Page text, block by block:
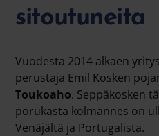
sitoutuneita
Vuodesta 2014 alkaen
perustaja Emil Kosken
Toukoaho. Seppäkosken
porukasta kolmannes on
Venäjältä ja Portugalista.